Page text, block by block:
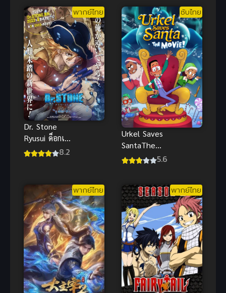
สรรพสัตว์ กา
โอเรนเจอร์
Minai เรื่องฝัน
ปั่นป่วนของ
ผมกับรุ่นพี่บัน
นี่เกิร์ล ซับไทย
พากย์ไทย
Dr. Stone
Ryusui ด็อกเต
อร์สโตน (ภาค
8.2
ซับไทย
Urkel Saves
SantaThe
Movie ซับไทย
เมะตลกสุดฮา
5.6
พากย์ไทย พากย์ไทย